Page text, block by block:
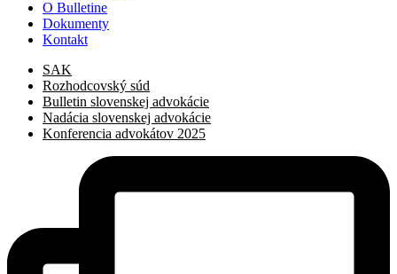
O Bulletine
Dokumenty
Kontakt
SAK
Rozhodcovský súd
Bulletin slovenskej advokácie
Nadácia slovenskej advokácie
Konferencia advokátov 2025